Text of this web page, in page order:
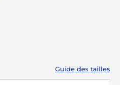
Guide des tailles